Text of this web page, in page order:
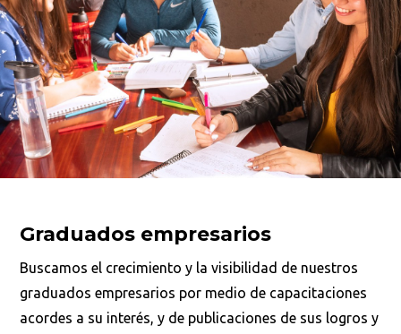
Graduados empresarios
Buscamos el crecimiento y la visibilidad de nuestros
graduados empresarios por medio de capacitaciones
acordes a su interés, y de publicaciones de sus logros y